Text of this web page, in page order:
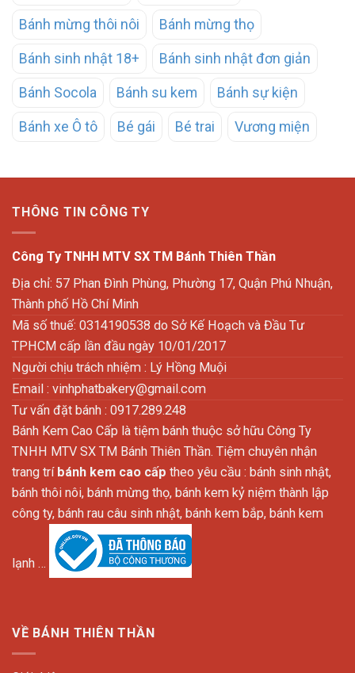
Bánh mừng thôi nôi Bánh mừng thọ
Bánh sinh nhật 18+ Bánh sinh nhật đơn giản
Bánh Socola Bánh su kem Bánh sự kiện
Bánh xe Ô tô Bé gái Bé trai Vương miện
THÔNG TIN CÔNG TY
Công Ty TNHH MTV SX TM Bánh Thiên Thần
Địa chỉ: 57 Phan Đình Phùng, Phường 17, Quận Phú Nhuận,
Thành phố Hồ Chí Minh
Mã số thuế: 0314190538 do Sở Kế Hoạch và Đầu Tư
TPHCM cấp lần đầu ngày 10/01/2017
Người chịu trách nhiệm : Lý Hồng Muội
Email : vinhphatbakery@gmail.com
Tư vấn đặt bánh : 0917.289.248
Bánh Kem Cao Cấp là tiệm bánh thuộc sở hữu Công Ty
TNHH MTV SX TM Bánh Thiên Thần. Tiệm chuyên nhận
trang trí bánh kem cao cấp theo yêu cầu : bánh sinh nhật,
bánh thôi nôi, bánh mừng thọ, bánh kem kỷ niệm thành lập
công ty, bánh rau câu sinh nhật, bánh kem bắp, bánh kem
lạnh …
VỀ BÁNH THIÊN THẦN